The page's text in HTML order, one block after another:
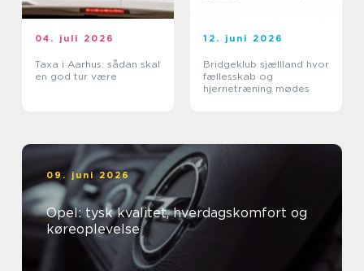
04. juli 2026
Taxa i Aarhus: sådan skal
en god tur være
12. juni 2026
Bridgeklub sjællland hvor
fællesskab og
hjernetræning mødes
09. juni 2026
Opel: tysk kvalitet, hverdagskomfort og
køreoplevelse